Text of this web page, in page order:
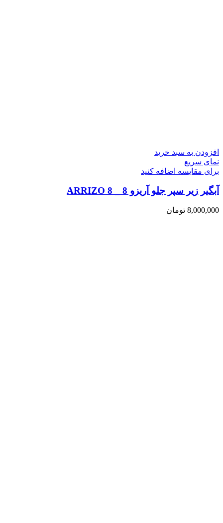
افزودن به سبد خرید
نمای سریع
برای مقایسه اضافه کنید
آبگیر زیر سپر جلو آریزو 8 _ ARRIZO 8
8,000,000 تومان